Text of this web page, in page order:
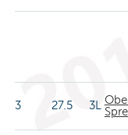
3 27.5 3L